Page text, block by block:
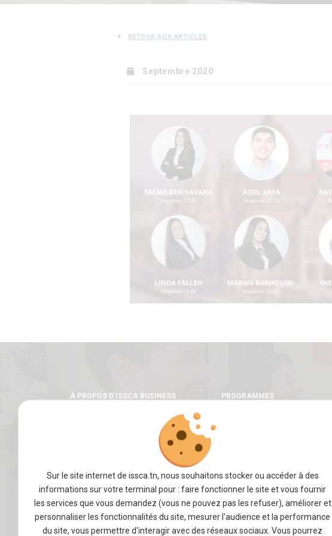
RETOUR AUX ARTICLES
Septembre 2020
Sur le site internet de issca.tn, nous souhaitons stocker ou accéder à des
informations sur votre terminal pour : faire fonctionner le site et vous fournir
les services que vous demandez (vous ne pouvez pas les refuser), améliorer et
personnaliser les fonctionnalités du site, mesurer l'audience et la performance
du site, vous permettre d'interagir avec des réseaux sociaux. Vous pourrez
À PROPOS D’ISSCA BUSINESS
Notre équipe
PROGRAMMES
Les stages
VIE ÉTUDIANTE
Activités Estudiantines
ENTREPRISES
Accéder à nos talents